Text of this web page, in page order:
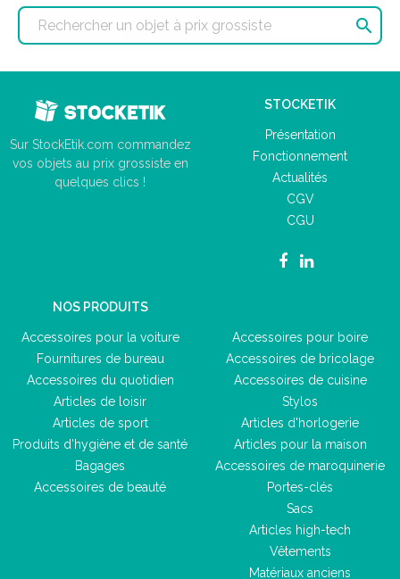

Sur StockEtik.com commandez
vos objets au prix grossiste en
quelques clics !
STOCKETIK
Présentation
Fonctionnement
Actualités
CGV
CGU
NOS PRODUITS
Accessoires pour la voiture
Fournitures de bureau
Accessoires du quotidien
Articles de loisir
Articles de sport
Produits d'hygiène et de santé
Bagages
Accessoires de beauté
Accessoires pour boire
Accessoires de bricolage
Accessoires de cuisine
Stylos
Articles d'horlogerie
Articles pour la maison
Accessoires de maroquinerie
Portes-clés
Sacs
Articles high-tech
Vêtements
Matériaux anciens